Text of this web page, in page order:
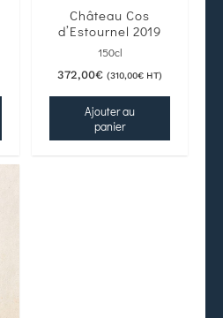
Château Cos
d’Estournel 2019
150cl
372,00€ (310,00€ HT)
Ajouter au
panier